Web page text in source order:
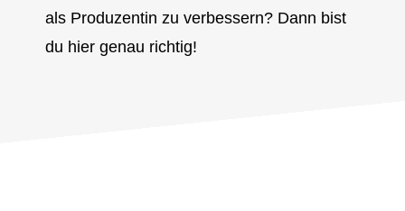
als Produzentin zu verbessern? Dann bist
du hier genau richtig!